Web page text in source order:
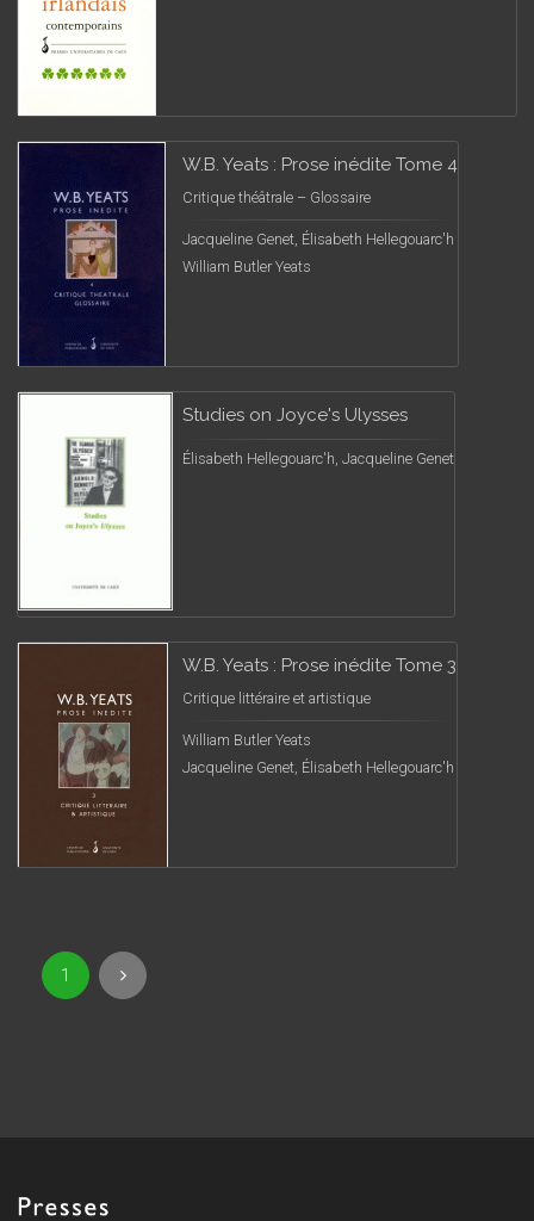
W.B. Yeats : Prose inédite Tome 4
Critique théâtrale – Glossaire
Jacqueline Genet, Élisabeth Hellegouarc'h
William Butler Yeats
Studies on Joyce's Ulysses
Élisabeth Hellegouarc'h, Jacqueline Genet
W.B. Yeats : Prose inédite Tome 3
Critique littéraire et artistique
William Butler Yeats
Jacqueline Genet, Élisabeth Hellegouarc'h
1